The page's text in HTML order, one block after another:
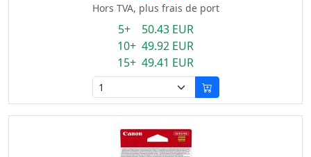
Hors TVA, plus frais de port
5+ 50.43 EUR
10+ 49.92 EUR
15+ 49.41 EUR